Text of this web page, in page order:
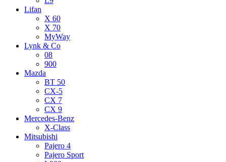
Lifan
X 60
X 70
MyWay
Lynk & Co
08
900
Mazda
BT 50
CX-5
CX 7
CX 9
Mercedes-Benz
X-Class
Mitsubishi
Pajero 4
Pajero Sport